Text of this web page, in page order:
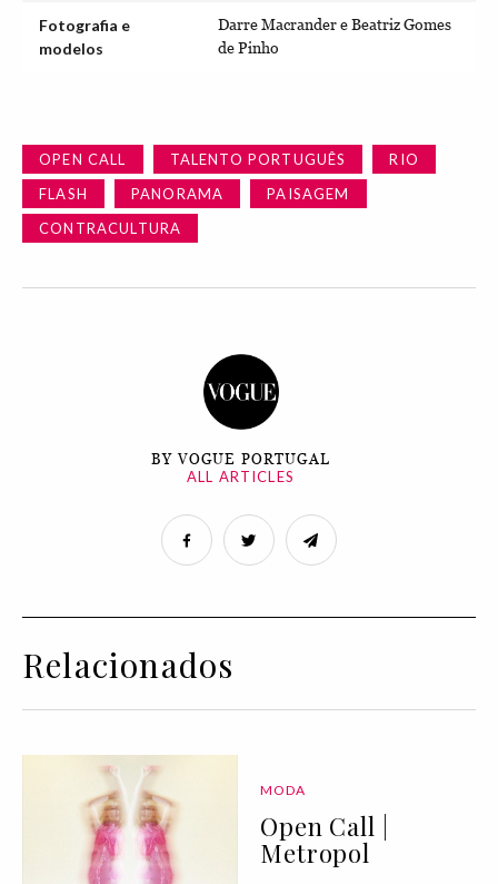
Fotografia e
modelos
Darre Macrander e Beatriz Gomes
de Pinho
OPEN CALL TALENTO PORTUGUÊS
RIO
FLASH
PANORAMA
PAISAGEM
CONTRACULTURA
BY VOGUE PORTUGAL
ALL ARTICLES
Relacionados
MODA
Open Call |
Metropol